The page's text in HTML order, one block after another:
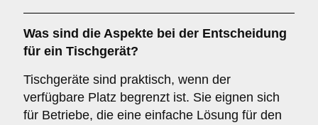
Was sind die Aspekte bei der Entscheidung
für ein Tischgerät?
Tischgeräte sind praktisch, wenn der
verfügbare Platz begrenzt ist. Sie eignen sich
für Betriebe, die eine einfache Lösung für den